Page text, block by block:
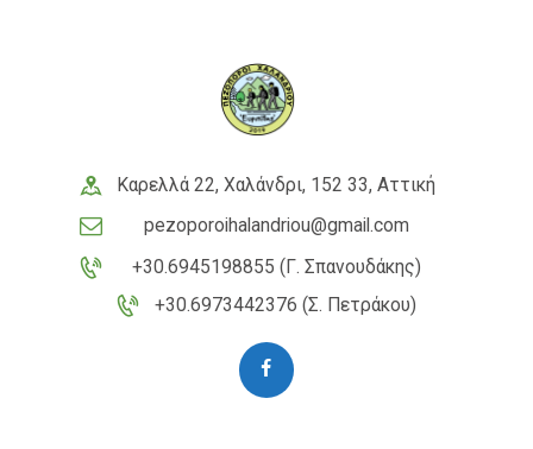
Καρελλά 22, Χαλάνδρι, 152 33, Αττική
pezoporoihalandriou@gmail.com
+30.6945198855 (Γ. Σπανουδάκης)
+30.6973442376 (Σ. Πετράκου)